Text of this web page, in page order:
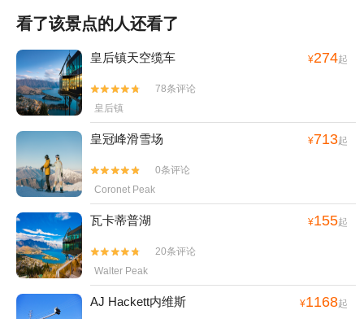
中的一小块碎片，后期团队们像完成一块顶级难度拼图一样，把故事
有逻辑的串联起来，再加上特效，一耗就是好几年。 这样堪称史诗经
好莱坞 的一次豪赌，而事实证明他们不仅赌赢了，还取得了非同凡响
的 成功 。 从新西兰回来后，重温了一遍魔戒三部曲。画面和特效以
及故事结构依然十分精彩。三个小时的电影不会让人有中途退出的冲
动。名叫天堂的小镇是邪恶白巫师师萨鲁曼的艾辛格的取景地。远处
连绵起伏的山峦是同一座，天气和城堡很明显就是特效了。之后行驶
惊讶的是，安 德鲁 准备了一些cosplay魔戒的衣服，便试着拍了几
张，感觉还不错，哈哈。返程的时候，困意渐浓。安 德鲁 却跟我说起
了 新西兰 的历史和名字的由来。NewZealand是（New Land）新大
陆。印在护照上的Atorura由原住民命名，意思是（The land of the lon
g wave cloud）一个拥有长卷云的国度。 看了一眼天空，发现的确如
此呢。
看了该景点的人还看了
皇后镇天空缆车 ¥274起


78条评论
皇后镇
皇冠峰滑雪场 ¥713起


0条评论
Coronet Peak
瓦卡蒂普湖 ¥155起


20条评论
Walter Peak
AJ Hackett内维斯 ¥1168起